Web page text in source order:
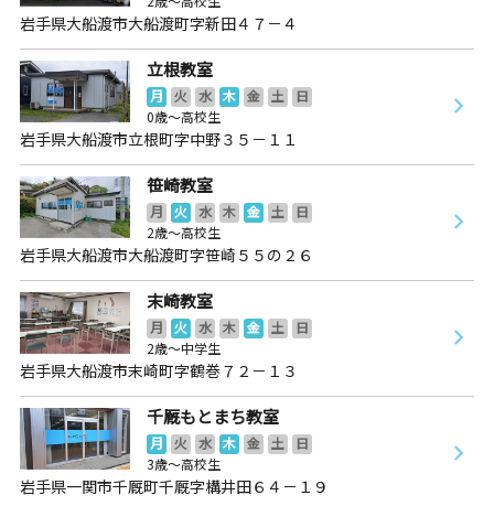
岩手県大船渡市大船渡町字新田４７－４
立根教室
月 火 水 木 金 土
日
0歳～高校生
岩手県大船渡市立根町字中野３５－１１
笹崎教室
月 火 水 木 金 土
日
2歳～高校生
岩手県大船渡市大船渡町字笹崎５５の２６
末崎教室
月 火 水 木 金 土
日
2歳～中学生
岩手県大船渡市末崎町字鶴巻７２－１３
千厩もとまち教室
月 火 水 木 金 土
日
3歳～高校生
岩手県一関市千厩町千厩字構井田６４－１９